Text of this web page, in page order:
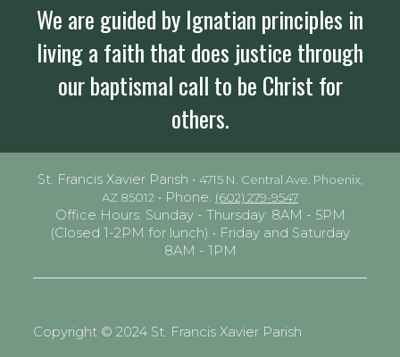
We are guided by Ignatian principles in
living a faith that does justice through
our baptismal call to be Christ for
others.
St. Francis Xavier Parish • 4715 N. Central Ave. Phoenix,
AZ 85012 • Phone: (602) 279-9547
Office Hours: Sunday - Thursday: 8AM - 5PM
(Closed 1-2PM for lunch) • Friday and Saturday
8AM - 1PM
Copyright © 2024 St. Francis Xavier Parish